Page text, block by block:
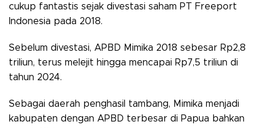
cukup fantastis sejak divestasi saham PT Freeport
Indonesia pada 2018.
Sebelum divestasi, APBD Mimika 2018 sebesar Rp2,8
triliun, terus melejit hingga mencapai Rp7,5 triliun di
tahun 2024.
Sebagai daerah penghasil tambang, Mimika menjadi
kabupaten dengan APBD terbesar di Papua bahkan